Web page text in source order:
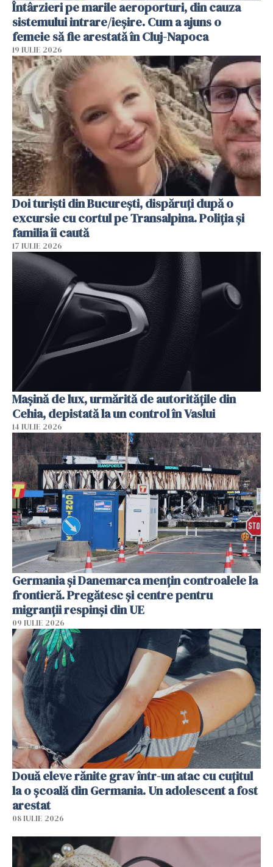
Întârzieri pe marile aeroporturi, din cauza
sistemului intrare/ieșire. Cum a ajuns o
femeie să fie arestată în Cluj-Napoca
19 IULIE 2026
Doi turiști din București, dispăruți după o
excursie cu cortul pe Transalpina. Poliția și
familia îi caută
17 IULIE 2026
Mașină de lux, urmărită de autoritățile din
Cehia, depistată la un control în Vaslui
14 IULIE 2026
Germania și Danemarca mențin controalele la
frontieră. Pregătesc și centre pentru
migranții respinși din UE
09 IULIE 2026
Două eleve rănite grav într-un atac cu cuțitul
la o școală din Germania. Un adolescent a fost
arestat
08 IULIE 2026